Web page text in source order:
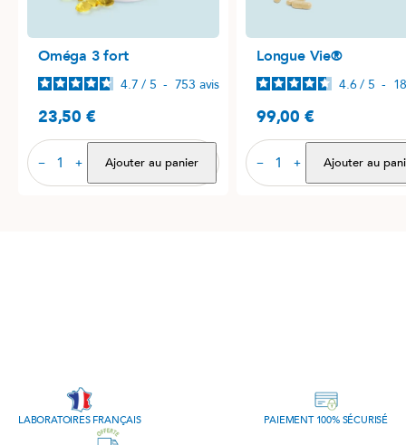
Oméga 3 fort
4.7 / 5 - 753 avis
Prix
23,50 €
− + Ajouter au panier
Longue Vie®
4.6 / 5 -
Prix
99,00 €
− + Ajouter au
LABORATOIRES FRANÇAIS PAIEMENT 100% SÉCURISÉ